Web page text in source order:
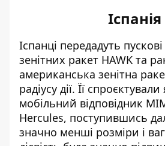
Іспанія
Іспанці передадуть
зенітних ракет HAWK та
американська зенітна
радіусу дії. Її
мобільний відповідник
Hercules, поступившись
значно менші розміри і